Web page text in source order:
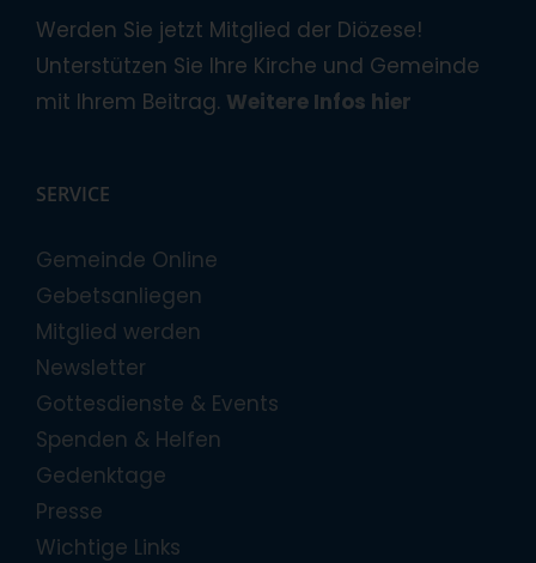
Werden Sie jetzt Mitglied der Diözese!
Unterstützen Sie Ihre Kirche und Gemeinde
mit Ihrem Beitrag. Weitere Infos hier
SERVICE
Gemeinde Online
Gebetsanliegen
Mitglied werden
Newsletter
Gottesdienste & Events
Spenden & Helfen
Gedenktage
Presse
Wichtige Links